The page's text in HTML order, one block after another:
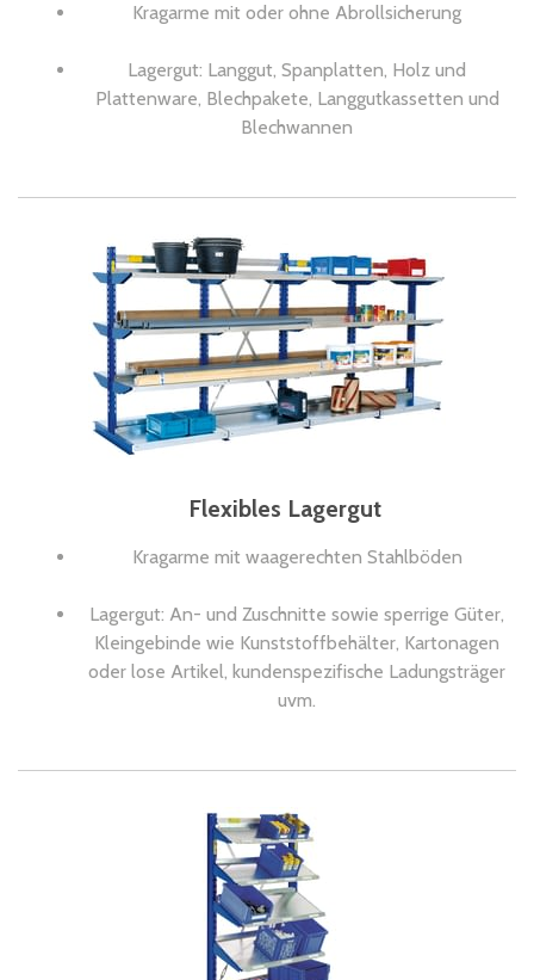
Kragarme mit oder ohne Abrollsicherung
Lagergut: Langgut, Spanplatten, Holz und
Plattenware, Blechpakete, Langgutkassetten und
Blechwannen
Flexibles Lagergut
Kragarme mit waagerechten Stahlböden
Lagergut: An- und Zuschnitte sowie sperrige Güter,
Kleingebinde wie Kunststoffbehälter, Kartonagen
oder lose Artikel, kundenspezifische Ladungsträger
uvm.